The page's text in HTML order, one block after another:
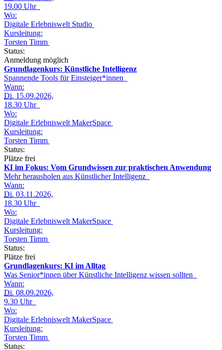
19.00 Uhr
Wo:
Digitale Erlebniswelt Studio
Kursleitung:
Torsten Timm
Status:
Anmeldung möglich
Grundlagenkurs: Künstliche Intelligenz
Spannende Tools für Einsteiger*innen
Wann:
Di. 15.09.2026,
18.30 Uhr
Wo:
Digitale Erlebniswelt MakerSpace
Kursleitung:
Torsten Timm
Status:
Plätze frei
KI im Fokus: Vom Grundwissen zur praktischen Anwendung
Mehr herausholen aus Künstlicher Intelligenz
Wann:
Di. 03.11.2026,
18.30 Uhr
Wo:
Digitale Erlebniswelt MakerSpace
Kursleitung:
Torsten Timm
Status:
Plätze frei
Grundlagenkurs: KI im Alltag
Was Senior*innen über Künstliche Intelligenz wissen sollten
Wann:
Di. 08.09.2026,
9.30 Uhr
Wo:
Digitale Erlebniswelt MakerSpace
Kursleitung:
Torsten Timm
Status: